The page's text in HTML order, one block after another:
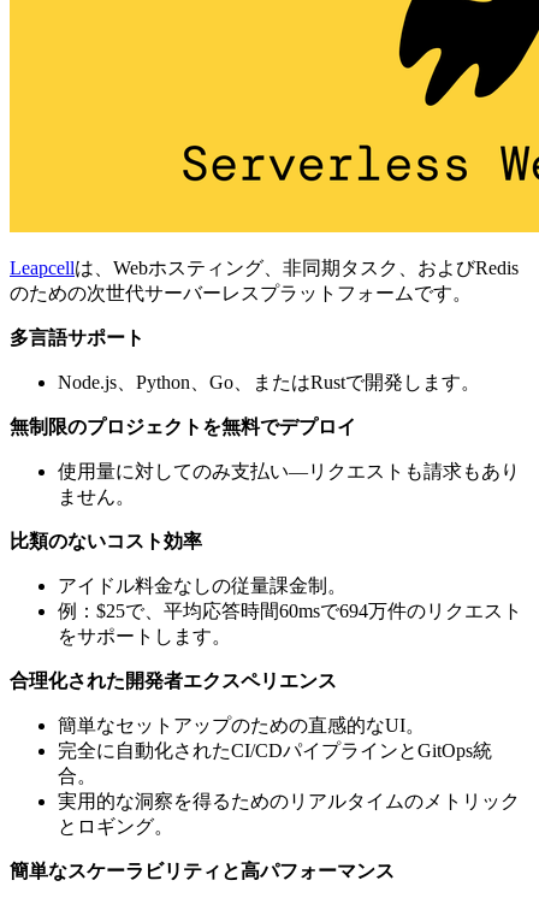
Leapcellは、Webホスティング、非同期タスク、およびRedis
のための次世代サーバーレスプラットフォームです。
多言語サポート
Node.js、Python、Go、またはRustで開発します。
無制限のプロジェクトを無料でデプロイ
使用量に対してのみ支払い—リクエストも請求もあり
ません。
比類のないコスト効率
アイドル料金なしの従量課金制。
例：$25で、平均応答時間60msで694万件のリクエスト
をサポートします。
合理化された開発者エクスペリエンス
簡単なセットアップのための直感的なUI。
完全に自動化されたCI/CDパイプラインとGitOps統
合。
実用的な洞察を得るためのリアルタイムのメトリック
とロギング。
簡単なスケーラビリティと高パフォーマンス